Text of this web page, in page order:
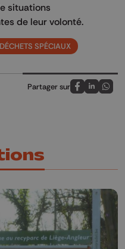
situations
de leur volonté.
DÉCHETS SPÉCIAUX
Partager sur
Partagez sur
Partagez